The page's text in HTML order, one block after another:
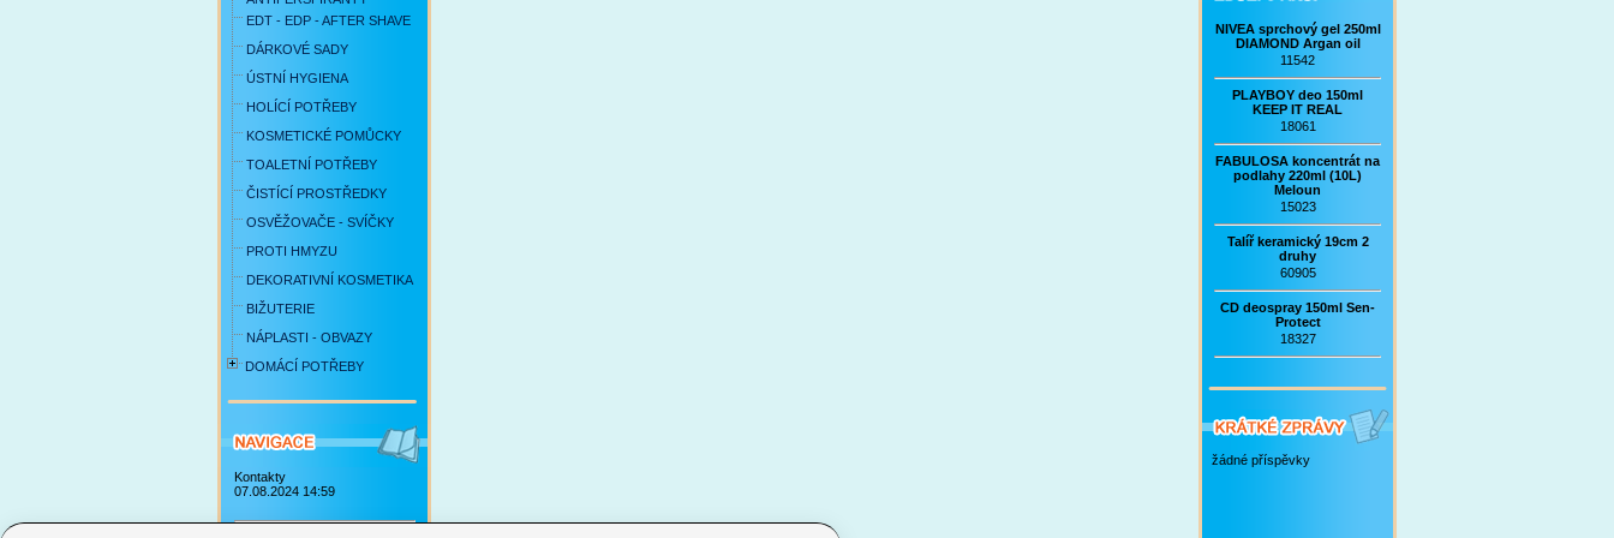
EDT - EDP - AFTER SHAVE
DÁRKOVÉ SADY
ÚSTNÍ HYGIENA
HOLÍCÍ POTŘEBY
KOSMETICKÉ POMŮCKY
TOALETNÍ POTŘEBY
ČISTÍCÍ PROSTŘEDKY
OSVĚŽOVAČE - SVÍČKY
PROTI HMYZU
DEKORATIVNÍ KOSMETIKA
BIŽUTERIE
NÁPLASTI - OBVAZY
DOMÁCÍ POTŘEBY
Kontakty
07.08.2024 14:59
NIVEA sprchový gel 250ml
DIAMOND Argan oil
11542
PLAYBOY deo 150ml
KEEP IT REAL
18061
FABULOSA koncentrát na
podlahy 220ml (10L)
Meloun
15023
Talíř keramický 19cm 2
druhy
60905
CD deospray 150ml Sen-
Protect
18327
žádné příspěvky